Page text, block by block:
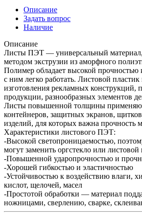
Описание
Задать вопрос
Наличие
Описание
Листы ПЭТ — универсальный
методом экструзии из аморфного
Полимер обладает высокой прочностью
с ним легко работать. Листовой
изготовления рекламных конструкций,
продукции, разнообразных элементов
Листы повышенной толщины
контейнеров, защитных экранов,
изделий, для которых важна прочность
Характеристики листового ПЭТ:
-Высокой светопроницаемостью,
могут заменить оргстекло или листовой
-Повышенной ударопрочностью и
-Хорошей гибкостью и эластичностью
-Устойчивостью к воздействию влаги,
кислот, щелочей, масел
-Простотой обработки — материал
ножницами, сверлению, сварке,